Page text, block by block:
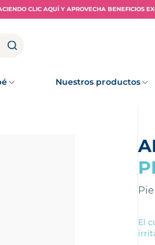
CLIC AQUÍ Y APROVECHA BENEFICIOS
Nuestros productos
El